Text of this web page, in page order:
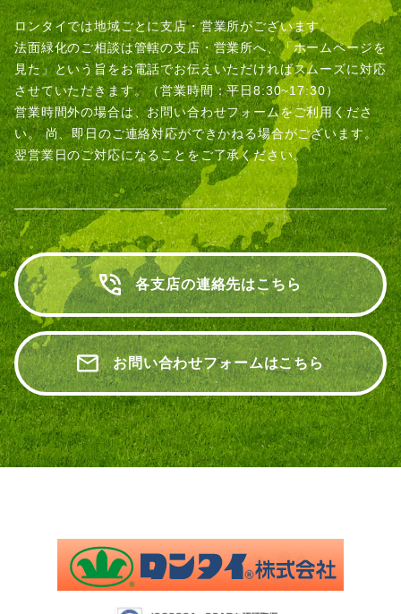
ロンタイでは地域ごとに支店・営業所がございます。
法面緑化のご相談は管轄の支店・営業所へ、「ホームページを
見た」という旨をお電話でお伝えいただければスムーズに対応
させていただきます。（営業時間：平日8:30~17:30）
営業時間外の場合は、お問い合わせフォームをご利用くださ
い。尚、即日のご連絡対応ができかねる場合がございます。
翌営業日のご対応になることをご了承ください。
各支店の連絡先はこちら
お問い合わせフォームはこちら